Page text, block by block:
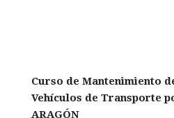
Curso de Mantenimiento
Vehículos de Transporte
ARAGÓN